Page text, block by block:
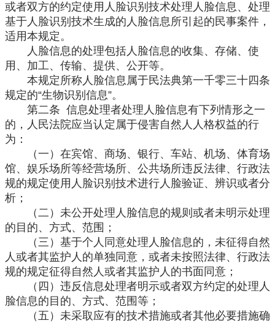
或者双方的约定使用人脸识别技术处理人脸信息、处理
基于人脸识别技术生成的人脸信息所引起的民事案件，
适用本规定。
人脸信息的处理包括人脸信息的收集、存储、使
用、加工、传输、提供、公开等。
本规定所称人脸信息属于民法典第一千零三十四条
规定的“生物识别信息”。
第二条 信息处理者处理人脸信息有下列情形之一
的，人民法院应当认定属于侵害自然人人格权益的行
为：
（一）在宾馆、商场、银行、车站、机场、体育场
馆、娱乐场所等经营场所、公共场所违反法律、行政法
规的规定使用人脸识别技术进行人脸验证、辨识或者分
析；
（二）未公开处理人脸信息的规则或者未明示处理
的目的、方式、范围；
（三）基于个人同意处理人脸信息的，未征得自然
人或者其监护人的单独同意，或者未按照法律、行政法
规的规定征得自然人或者其监护人的书面同意；
（四）违反信息处理者明示或者双方约定的处理人
脸信息的目的、方式、范围等；
（五）未采取应有的技术措施或者其他必要措施确